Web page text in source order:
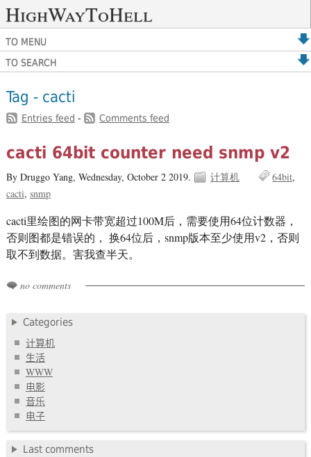
HighWayToHell
TO MENU
TO SEARCH
Tag - cacti
Entries feed - Comments feed
cacti 64bit counter need snmp v2
By Druggo Yang, Wednesday, October 2 2019. 计算机
64bit
cacti snmp
cacti里绘图的网卡带宽超过100M后，需要使用64位计数器，
否则图都是错误的， 换64位后，snmp版本至少使用v2，否则
取不到数据。害我查半天。
no comments
Categories
计算机
生活
WWW
电影
音乐
电子
Last comments